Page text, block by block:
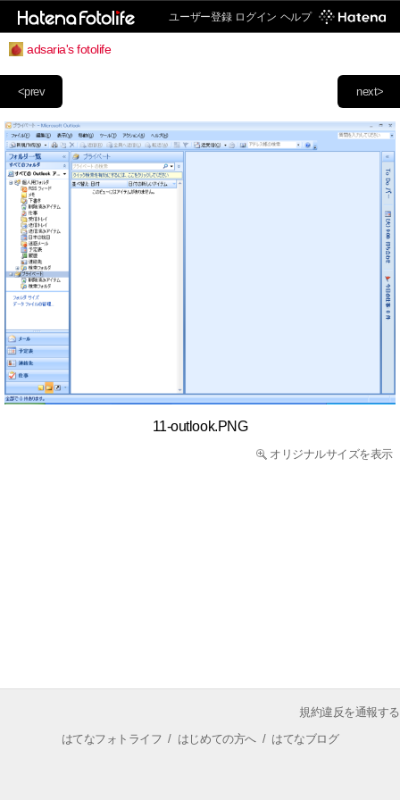
ユーザー登録 ログイン ヘルプ
adsaria's fotolife
next>
<prev
11-outlook.PNG
オリジナルサイズを表示
規約違反を通報する
はてなフォトライフ / はじめての方へ/ はてなブログ